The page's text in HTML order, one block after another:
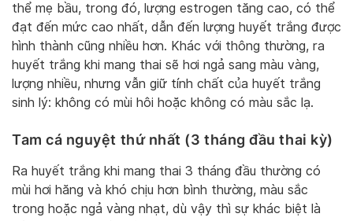
thể mẹ bầu, trong đó, lượng estrogen tăng cao, có thể
đạt đến mức cao nhất, dẫn đến lượng huyết trắng được
hình thành cũng nhiều hơn. Khác với thông thường, ra
huyết trắng khi mang thai sẽ hơi ngả sang màu vàng,
lượng nhiều, nhưng vẫn giữ tính chất của huyết trắng
sinh lý: không có mùi hôi hoặc không có màu sắc lạ.
Tam cá nguyệt thứ nhất (3 tháng đầu thai kỳ)
Ra huyết trắng khi mang thai 3 tháng đầu thường có
mùi hơi hăng và khó chịu hơn bình thường, màu sắc
trong hoặc ngả vàng nhạt, dù vậy thì sự khác biệt là